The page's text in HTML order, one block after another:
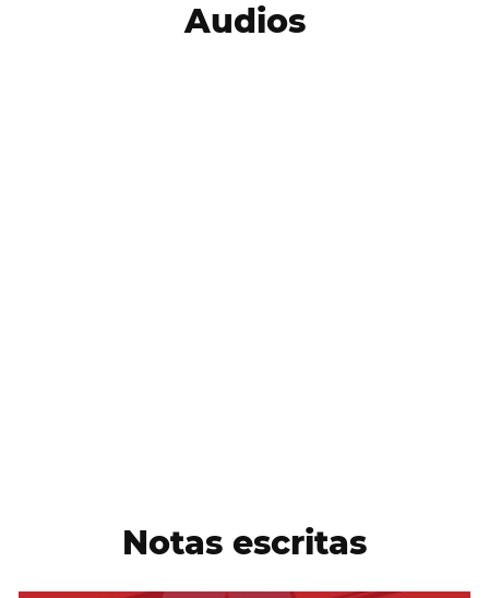
Audios
Notas escritas